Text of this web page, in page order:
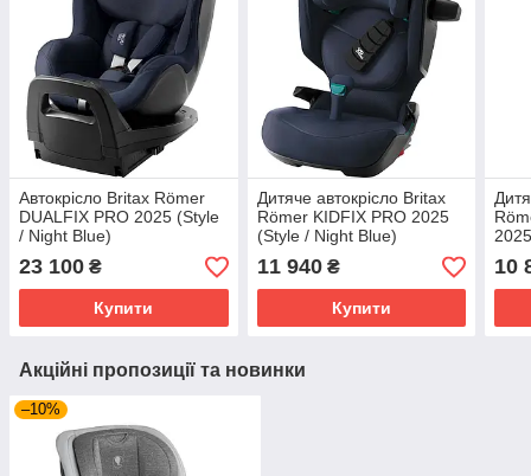
Автокрісло Britax Römer
DUALFIX PRO 2025 (Style
/ Night Blue)
23 100 ₴
Купити
Дитяче автокрісло Britax
Römer KIDFIX PRO 2025
(Style / Night Blue)
11 940₴
Купити
10
Акційні пропозиції та новинки
–10%